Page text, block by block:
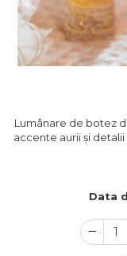
Lumânare de botez
accente aurii și
Data